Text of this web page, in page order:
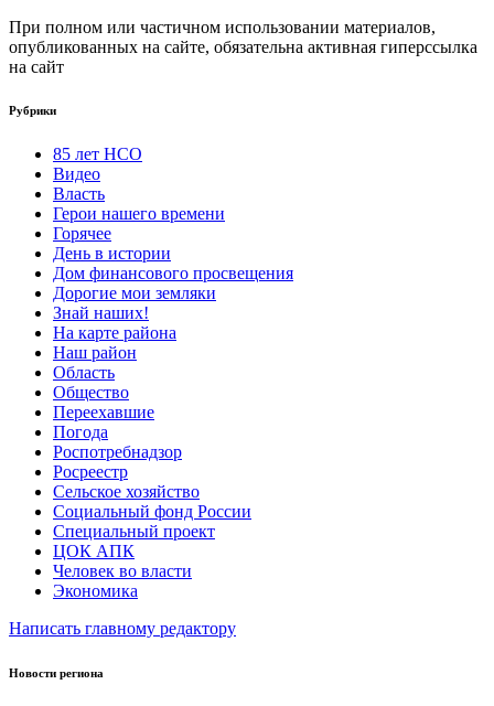
При полном или частичном использовании материалов,
опубликованных на сайте, обязательна активная гиперссылка
на сайт
Рубрики
85 лет НСО
Видео
Власть
Герои нашего времени
Горячее
День в истории
Дом финансового просвещения
Дорогие мои земляки
Знай наших!
На карте района
Наш район
Область
Общество
Переехавшие
Погода
Роспотребнадзор
Росреестр
Сельское хозяйство
Социальный фонд России
Специальный проект
ЦОК АПК
Человек во власти
Экономика
Написать главному редактору
Новости региона